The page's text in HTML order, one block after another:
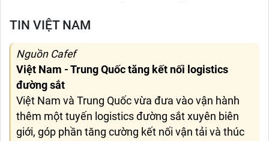
TIN VIỆT NAM
Nguồn Cafef
Việt Nam - Trung Quốc tăng kết nối logistics
đường sắt
Việt Nam và Trung Quốc vừa đưa vào vận hành
thêm một tuyến logistics đường sắt xuyên biên
giới, góp phần tăng cường kết nối vận tải và thúc